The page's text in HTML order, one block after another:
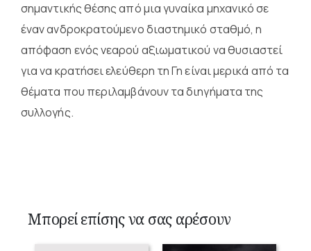
σημαντικής θέσης από μια γυναίκα μηχανικό σε
έναν ανδροκρατούμενο διαστημικό σταθμό, η
απόφαση ενός νεαρού αξιωματικού να θυσιαστεί
για να κρατήσει ελεύθερη τη Γη είναι μερικά από τα
θέματα που περιλαμβάνουν τα διηγήματα της
συλλογής.
Μπορεί επίσης να σας αρέσουν